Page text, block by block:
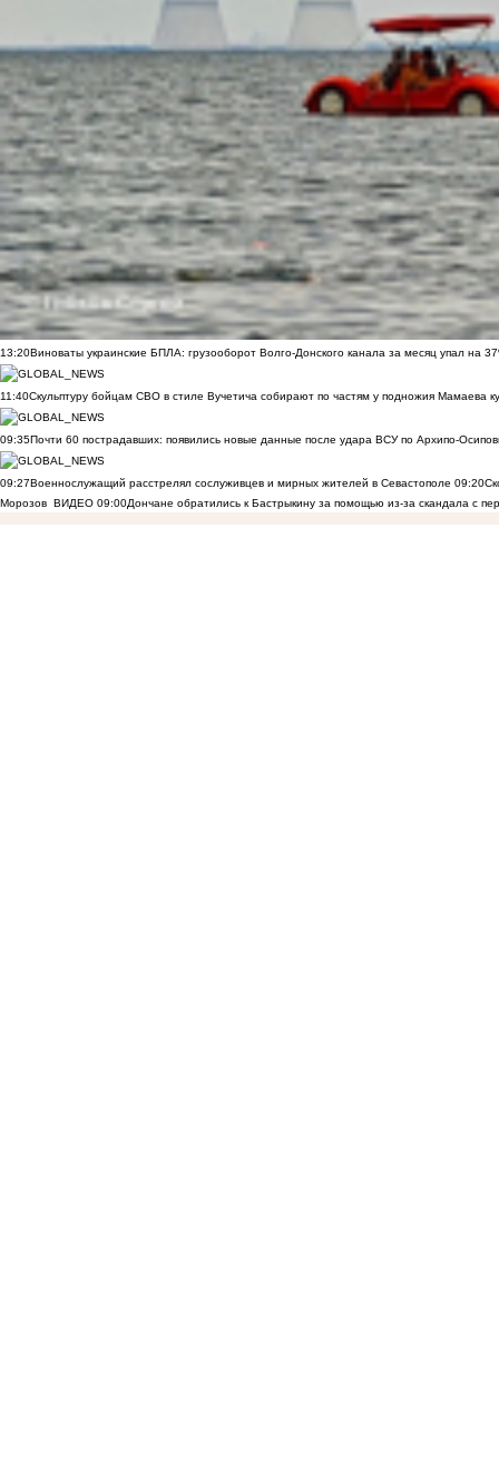
13:20Виноваты украинские БПЛА: грузооборот Волго-Донского канала за месяц упал на
11:40Скульптуру бойцам СВО в стиле Вучетича собирают по частям у подножия Мамаева
09:35Почти 60 пострадавших: появились новые данные после удара ВСУ по Архипо-
09:27Военнослужащий расстрелял сослуживцев и мирных жителей в Севастополе 09:20
Морозов ВИДЕО 09:00Дончане обратились к Бастрыкину за помощью из-за скандала с